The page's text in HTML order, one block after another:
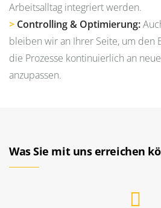
Arbeitsalltag integriert werden.
> Controlling & Optimierung:
bleiben wir an Ihrer Seite, um den
die Prozesse kontinuierlich an
anzupassen.
Was Sie mit uns erreichen